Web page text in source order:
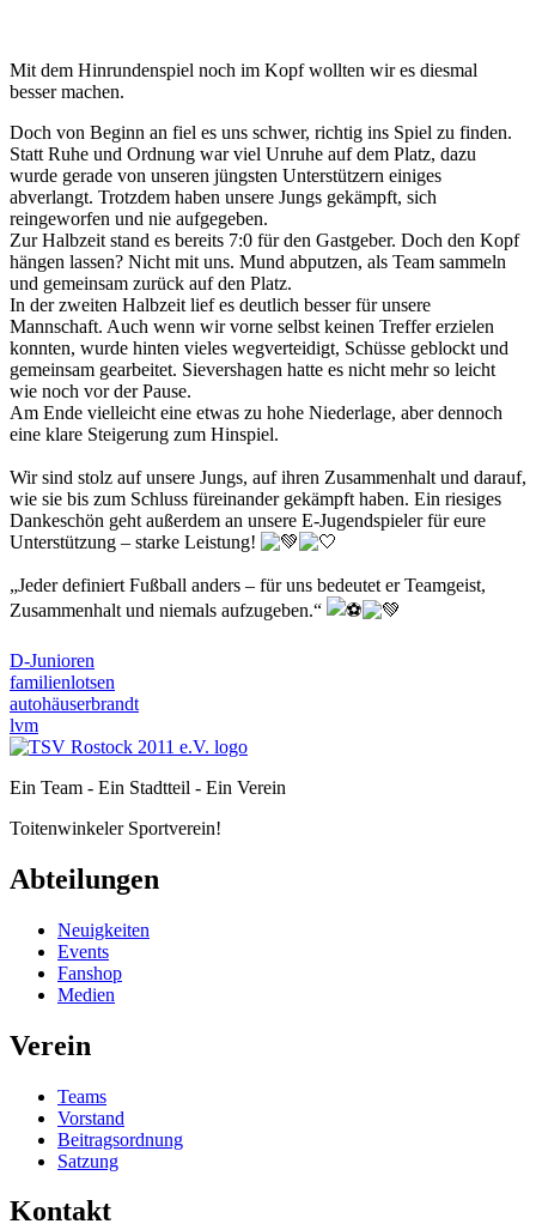
Mit dem Hinrundenspiel noch im Kopf wollten wir es diesmal
besser machen.
Doch von Beginn an fiel es uns schwer, richtig ins Spiel zu finden.
Statt Ruhe und Ordnung war viel Unruhe auf dem Platz, dazu
wurde gerade von unseren jüngsten Unterstützern einiges
abverlangt. Trotzdem haben unsere Jungs gekämpft, sich
reingeworfen und nie aufgegeben.
Zur Halbzeit stand es bereits 7:0 für den Gastgeber. Doch den Kopf
hängen lassen? Nicht mit uns. Mund abputzen, als Team sammeln
und gemeinsam zurück auf den Platz.
In der zweiten Halbzeit lief es deutlich besser für unsere
Mannschaft. Auch wenn wir vorne selbst keinen Treffer erzielen
konnten, wurde hinten vieles wegverteidigt, Schüsse geblockt und
gemeinsam gearbeitet. Sievershagen hatte es nicht mehr so leicht
wie noch vor der Pause.
Am Ende vielleicht eine etwas zu hohe Niederlage, aber dennoch
eine klare Steigerung zum Hinspiel.
Wir sind stolz auf unsere Jungs, auf ihren Zusammenhalt und darauf,
wie sie bis zum Schluss füreinander gekämpft haben. Ein riesiges
Dankeschön geht außerdem an unsere E-Jugendspieler für eure
Unterstützung – starke Leistung!
„Jeder definiert Fußball anders – für uns bedeutet er Teamgeist,
Zusammenhalt und niemals aufzugeben.“
D-Junioren
familienlotsen
autohäuserbrandt
lvm
Ein Team - Ein Stadtteil - Ein Verein
Toitenwinkeler Sportverein!
Abteilungen
Neuigkeiten
Events
Fanshop
Medien
Verein
Teams
Vorstand
Beitragsordnung
Satzung
Kontakt